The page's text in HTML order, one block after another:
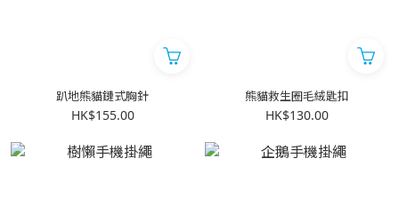
趴地熊貓鏈式胸針
HK$155.00
熊貓救生圈毛絨匙扣
HK$130.00